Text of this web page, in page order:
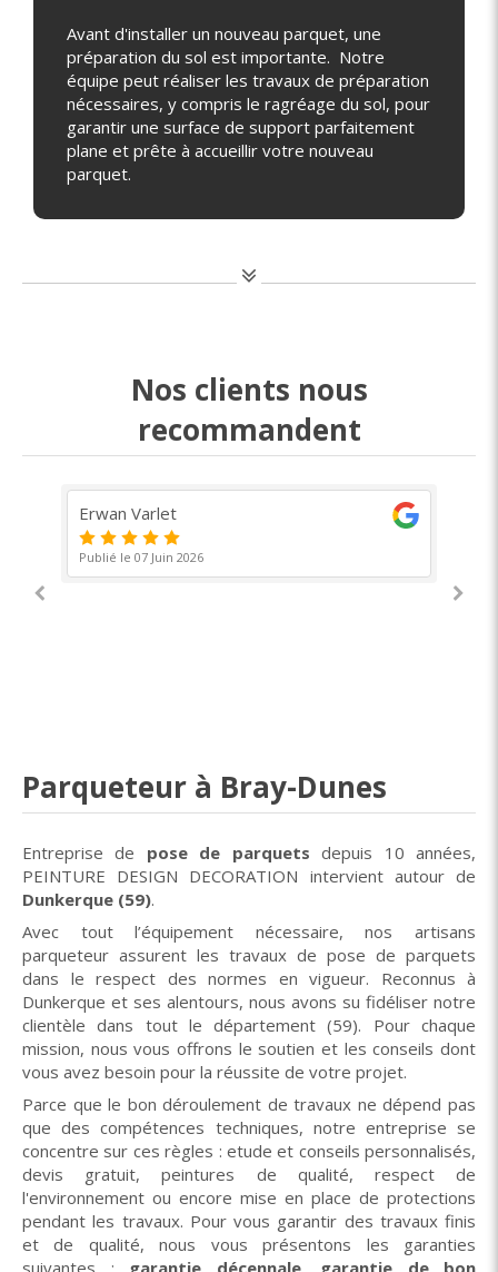
Avant d'installer un nouveau parquet, une
préparation du sol est importante. Notre
équipe peut réaliser les travaux de préparation
nécessaires, y compris le ragréage du sol, pour
garantir une surface de support parfaitement
plane et prête à accueillir votre nouveau
parquet.
Nos clients nous
recommandent
Erwan Varlet
Publié le 07 Juin 2026
Parqueteur à Bray-Dunes
Entreprise de pose de parquets depuis 10 années,
PEINTURE DESIGN DECORATION intervient autour de
Dunkerque (59).
Avec tout l’équipement nécessaire, nos artisans
parqueteur assurent les travaux de pose de parquets
dans le respect des normes en vigueur. Reconnus à
Dunkerque et ses alentours, nous avons su fidéliser notre
clientèle dans tout le département (59). Pour chaque
mission, nous vous offrons le soutien et les conseils dont
vous avez besoin pour la réussite de votre projet.
Parce que le bon déroulement de travaux ne dépend pas
que des compétences techniques, notre entreprise se
concentre sur ces règles : etude et conseils personnalisés,
devis gratuit, peintures de qualité, respect de
l'environnement ou encore mise en place de protections
pendant les travaux. Pour vous garantir des travaux finis
et de qualité, nous vous présentons les garanties
suivantes : garantie décennale, garantie de bon